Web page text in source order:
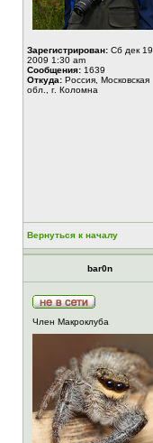
Зарегистрирован: Сб дек 19,
2009 1:30 am
Сообщения: 1639
Откуда: Россия, Московская
обл., г. Коломна
Вернуться к началу
bar0n
Член Макроклуба